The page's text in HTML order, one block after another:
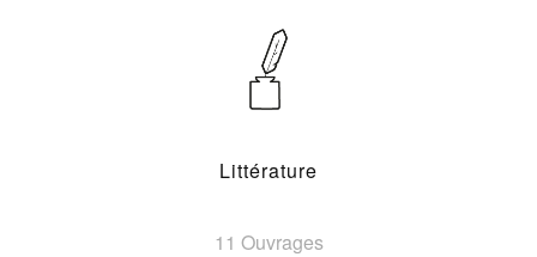
Littérature
11 Ouvrages